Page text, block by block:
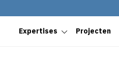
Expertises Projecten